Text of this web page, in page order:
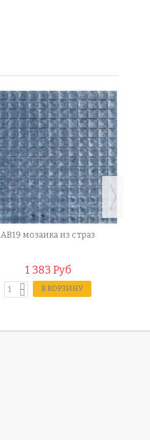
AB19 мозаика из страз
1 383 Руб
В КОРЗИНУ